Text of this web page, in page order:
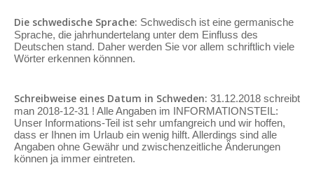
Die schwedische Sprache: Schwedisch ist eine germanische
Sprache, die jahrhundertelang unter dem Einfluss des
Deutschen stand. Daher werden Sie vor allem schriftlich viele
Wörter erkennen könnnen.
Schreibweise eines Datum in Schweden: 31.12.2018 schreibt
man 2018-12-31 ! Alle Angaben im INFORMATIONSTEIL:
Unser Informations-Teil ist sehr umfangreich und wir hoffen,
dass er Ihnen im Urlaub ein wenig hilft. Allerdings sind alle
Angaben ohne Gewähr und zwischenzeitliche Änderungen
können ja immer eintreten.